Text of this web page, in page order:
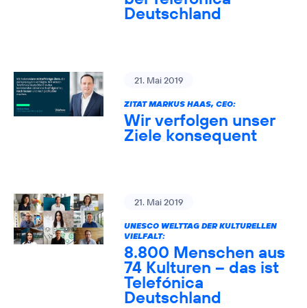
Deutschland
21. Mai 2019
ZITAT MARKUS HAAS, CEO:
Wir verfolgen unser
Ziele konsequent
21. Mai 2019
UNESCO WELTTAG DER KULTURELLEN
VIELFALT:
8.800 Menschen aus
74 Kulturen – das ist
Telefónica
Deutschland